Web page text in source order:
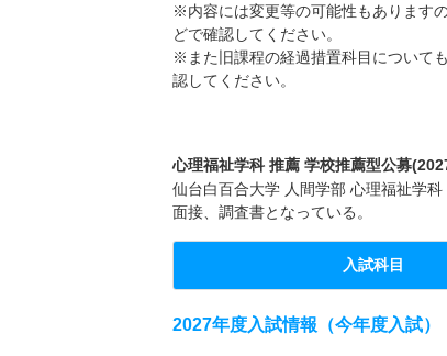
※内容には変更等の可能性もあります
どで確認してください。
※また旧課程の経過措置科目について
認してください。
心理福祉学科 推薦 学校推薦型公募
仙台白百合大学 人間学部 心理福祉学
面接、調査書となっている。
入試科目
2027年度入試情報（今年度入試）